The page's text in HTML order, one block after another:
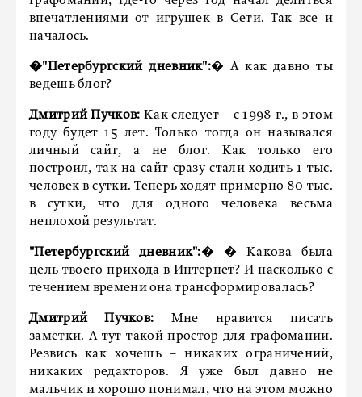
впечатлениями от игрушек в Сети. Так все и
началось.
�"Петербургский дневник":� А как давно ты
ведешь блог?
Дмитрий Пучков: Как следует – с 1998 г., в этом
году будет 15 лет. Только тогда он назывался
личный сайт, а не блог. Как только его
построил, так на сайт сразу стали ходить 1 тыс.
человек в сутки. Теперь ходят примерно 80 тыс.
в сутки, что для одного человека весьма
неплохой результат.
"Петербургский дневник":� � Какова была
цель твоего прихода в Интернет? И насколько с
течением времени она трансформировалась?
Дмитрий Пучков: Мне нравится писать
заметки. А тут такой простор для графомании.
Резвись как хочешь – никаких ограничений,
никаких редакторов. Я уже был давно не
мальчик и хорошо понимал, что на этом можно